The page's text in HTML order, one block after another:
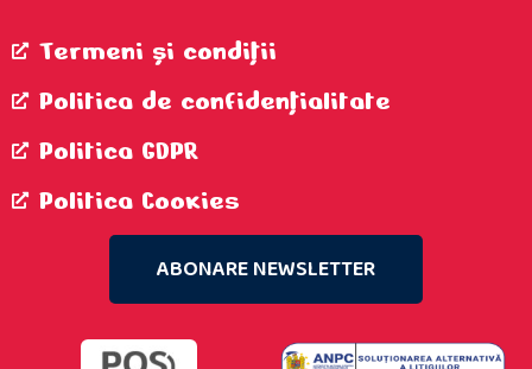
Termeni şi condiţii
Politica de confidenţialitate
Politica GDPR
Politica Cookies
ABONARE NEWSLETTER